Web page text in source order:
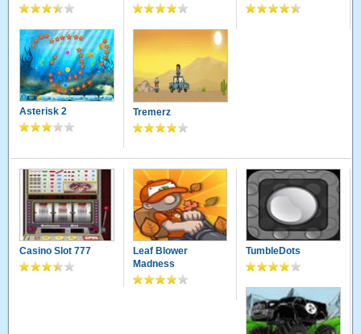
Asterisk 2 Tremerz
Casino Slot 777
Leaf Blower
Madness
TumbleDots